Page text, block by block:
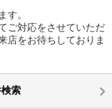
す。
ご対応をさせていただ
店をお待ちしておりま
索